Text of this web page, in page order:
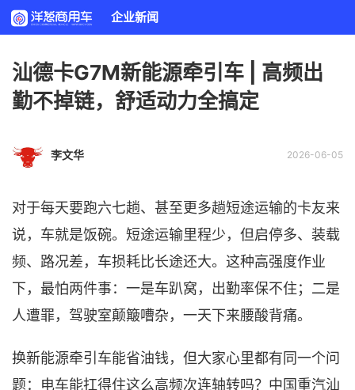
企业新闻
汕德卡G7M新能源牵引车 | 高频出
勤不掉链，舒适动力全搞定
2026-06-05
李文华
对于每天要跑六七趟、甚至更多趟短途运输的卡友来
说，车就是饭碗。短途运输里程少，但启停多、装载
频、路况差，车损耗比长途还大。这种高强度作业
下，最怕两件事：一是车趴窝，出勤率保不住；二是
人遭罪，驾驶室颠簸嘈杂，一天下来腰酸背痛。
换新能源牵引车能省油钱，但大家心里都有同一个问
题：电车能扛得住这么高频次连轴转吗？中国重汽汕